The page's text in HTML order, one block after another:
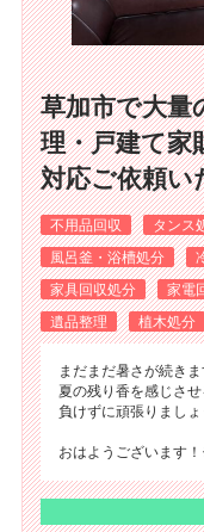
草加市で大量
理・戸建て家
対応ご依頼
不用品回収 タンス
風呂釜・浴槽処分
家具回収処分
家電
遺品整理
植木処分
まだまだ暑さが続きま
夏の残り香を感じさ
負けずに頑張りまし
おはようございます